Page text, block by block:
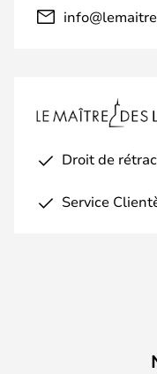
Droit de
Service